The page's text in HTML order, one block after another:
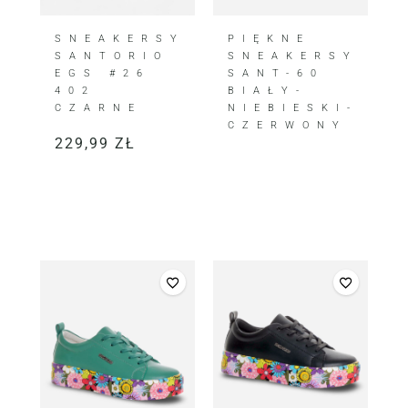
SNEAKERSY
SANTORIO
EGS #26
402
CZARNE
229,99 ZŁ
PIĘKNE
SNEAKERSY
SANT-60
BIAŁY-
NIEBIESKI-
CZERWONY